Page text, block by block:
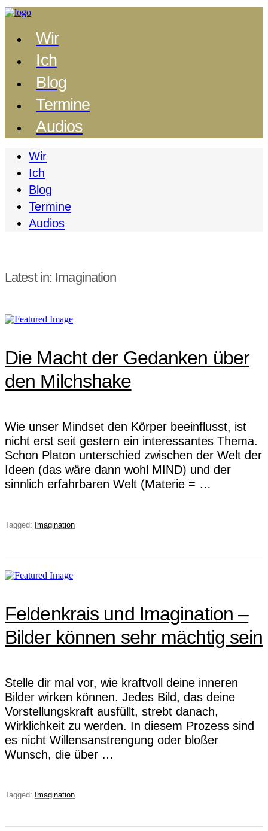
Wir
Ich
Blog
Termine
Audios
Wir
Ich
Blog
Termine
Audios
Latest in: Imagination
Die Macht der Gedanken über
den Milchshake
Wie unser Mindset den Körper beeinflusst, ist
nicht erst seit gestern ein interessantes Thema.
Schon Platon unterschied zwischen der Welt der
Ideen (das wäre dann wohl MIND) und der
sinnlich erfahrbaren Welt (Materie = …
Tagged: Imagination
Feldenkrais und Imagination –
Bilder können sehr mächtig sein
Stelle dir mal vor, wie kraftvoll deine inneren
Bilder wirken können. Jedes Bild, das deine
Vorstellungskraft ausfüllt, strebt danach,
Wirklichkeit zu werden. In diesem Prozess sind
es nicht Willensanstrengung oder bloßer
Wunsch, die über …
Tagged: Imagination